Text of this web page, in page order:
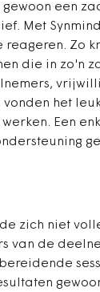
een
Met
reageren. Zo
die in zo'n
het
Een
zich niet
van de